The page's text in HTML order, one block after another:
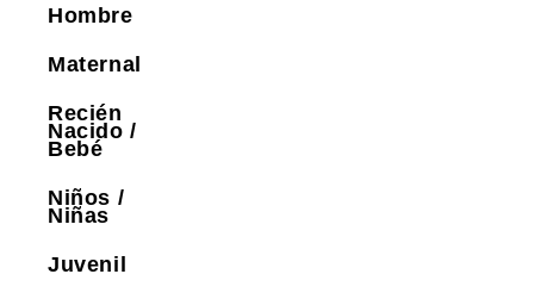
Hombre
Maternal
Recién
Nacido /
Bebé
Niños /
Niñas
Juvenil